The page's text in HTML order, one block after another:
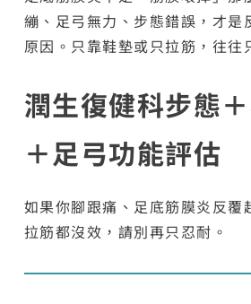
繃、足弓無力、步態錯誤，才是
原因。只靠鞋墊或只拉筋，往往
潤生復健科步態
＋足弓功能評估
如果你腳跟痛、足底筋膜炎反覆
拉筋都沒效，請別再只忍耐。